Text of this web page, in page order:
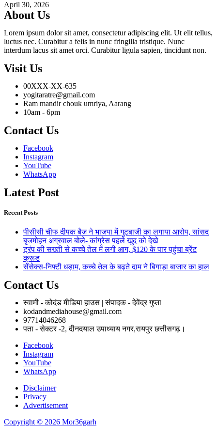
April 30, 2026
About Us
Lorem ipsum dolor sit amet, consectetur adipiscing elit. Ut elit tellus,
luctus nec. Curabitur a felis in nunc fringilla tristique. Nunc
interdum lacus sit amet orci. Curabitur ligula sapien, tincidunt non.
Visit Us
00XXX-XX-635
yogitaratre@gmail.com
Ram mandir chouk umriya, Aarang
10am - 6pm
Contact Us
Facebook
Instagram
YouTube
WhatsApp
Latest Post
Recent Posts
पीसीसी चीफ दीपक बैज ने भाजपा में गुटबाजी का लगाया आरोप, सांसद
बृजमोहन अग्रवाल बोले- कांग्रेस पहले खुद को देखे
ट्रंप की सख्ती से कच्चे तेल में लगी आग, $120 के पार पहुंचा ब्रेंट
क्रूड
सेंसेक्स-निफ्टी धड़ाम, कच्चे तेल के बढ़ते दाम ने बिगाड़ा बाजार का हाल
Contact Us
स्वामी - कोदंड मीडिया हाउस | संपादक - देवेंद्र गुप्ता
kodandmediahouse@gmail.com
97714046268
पता - सेक्टर -2, दीनदयाल उपाध्याय नगर,रायपुर छत्तीसगढ़।
Facebook
Instagram
YouTube
WhatsApp
Disclaimer
Privacy
Advertisement
Copyright © 2026 Mor36garh